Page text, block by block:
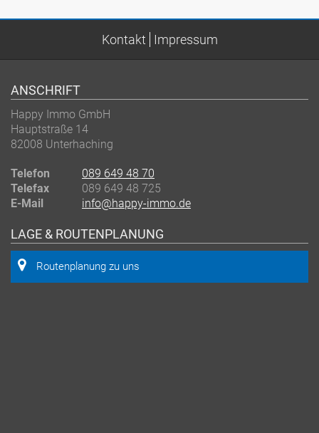
Kontakt Impressum
ANSCHRIFT
Happy Immo GmbH
Hauptstraße 14
82008 Unterhaching
Telefon
089 649 48 70
Telefax
089 649 48 725
E-Mail
info@happy-immo.de
LAGE & ROUTENPLANUNG
Routenplanung zu uns